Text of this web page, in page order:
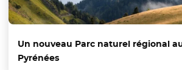
Un nouveau Parc naturel régional
Pyrénées